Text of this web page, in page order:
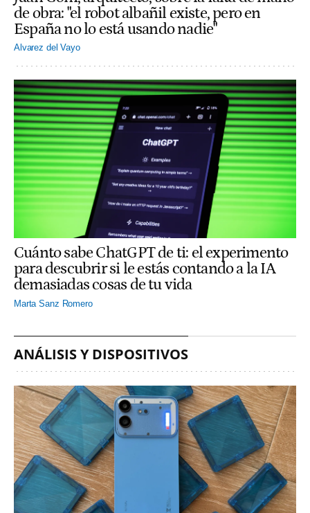
de obra: "el robot albañil existe, pero en
España no lo está usando nadie"
Alvarez del Vayo
Cuánto sabe ChatGPT de ti: el experimento
para descubrir si le estás contando a la IA
demasiadas cosas de tu vida
Marta Sanz Romero
ANÁLISIS Y DISPOSITIVOS